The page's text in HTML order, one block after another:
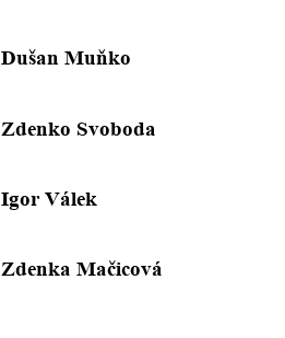
Dušan Muňko
Zdenko
Igor Válek
Zdenka Mačicová